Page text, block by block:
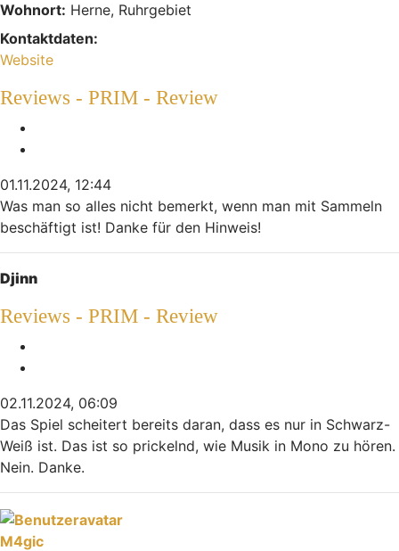
Wohnort: Herne, Ruhrgebiet
Kontaktdaten:
Kontaktdaten von MissSuki
Website
Reviews - PRIM - Review
01.11.2024, 12:44
Was man so alles nicht bemerkt, wenn man mit Sammeln
beschäftigt ist! Danke für den Hinweis!
Nach oben
Djinn
Reviews - PRIM - Review
02.11.2024, 06:09
Das Spiel scheitert bereits daran, dass es nur in Schwarz-
Weiß ist. Das ist so prickelnd, wie Musik in Mono zu hören.
Nein. Danke.
Nach oben
M4gic